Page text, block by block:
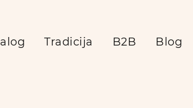
Tradicija B2B Blog